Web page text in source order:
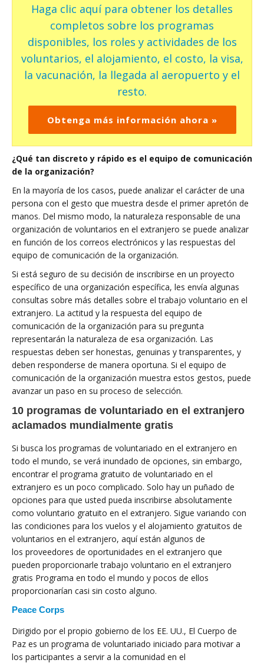
Haga clic aquí para obtener los detalles
completos sobre los programas
disponibles, los roles y actividades de los
voluntarios, el alojamiento, el costo, la visa,
la vacunación, la llegada al aeropuerto y el
resto.
Obtenga más información ahora »
¿Qué tan discreto y rápido es el equipo de comunicación
de la organización?
En la mayoría de los casos, puede analizar el carácter de una
persona con el gesto que muestra desde el primer apretón de
manos. Del mismo modo, la naturaleza responsable de una
organización de voluntarios en el extranjero se puede analizar
en función de los correos electrónicos y las respuestas del
equipo de comunicación de la organización.
Si está seguro de su decisión de inscribirse en un proyecto
específico de una organización específica, les envía algunas
consultas sobre más detalles sobre el trabajo voluntario en el
extranjero. La actitud y la respuesta del equipo de
comunicación de la organización para su pregunta
representarán la naturaleza de esa organización. Las
respuestas deben ser honestas, genuinas y transparentes, y
deben responderse de manera oportuna. Si el equipo de
comunicación de la organización muestra estos gestos, puede
avanzar un paso en su proceso de selección.
10 programas de voluntariado en el extranjero
aclamados mundialmente gratis
Si busca los programas de voluntariado en el extranjero en
todo el mundo, se verá inundado de opciones, sin embargo,
encontrar el programa gratuito de voluntariado en el
extranjero es un poco complicado. Solo hay un puñado de
opciones para que usted pueda inscribirse absolutamente
como voluntario gratuito en el extranjero. Sigue variando con
las condiciones para los vuelos y el alojamiento gratuitos de
voluntarios en el extranjero, aquí están algunos de
los proveedores de oportunidades en el extranjero que
pueden proporcionarle trabajo voluntario en el extranjero
gratis Programa en todo el mundo y pocos de ellos
proporcionarían casi sin costo alguno.
Peace Corps
Dirigido por el propio gobierno de los EE. UU., El Cuerpo de
Paz es un programa de voluntariado iniciado para motivar a
los participantes a servir a la comunidad en el